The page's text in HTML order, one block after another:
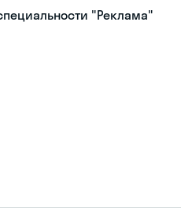
"Реклама"